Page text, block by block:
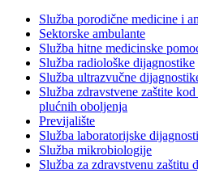
Služba porodične medicine i
Sektorske ambulante
Služba hitne medicinske
Služba radiološke dijagnostike
Služba ultrazvučne
Služba zdravstvene zaštite
plućnih oboljenja
Previjalište
Služba laboratorijske
Služba mikrobiologije
Služba za zdravstvenu zaštitu